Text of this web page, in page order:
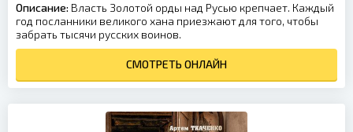
Описание: Власть Золотой орды над Русью крепчает. Каждый
год посланники великого хана приезжают для того, чтобы
забрать тысячи русских воинов.
СМОТРЕТЬ ОНЛАЙН